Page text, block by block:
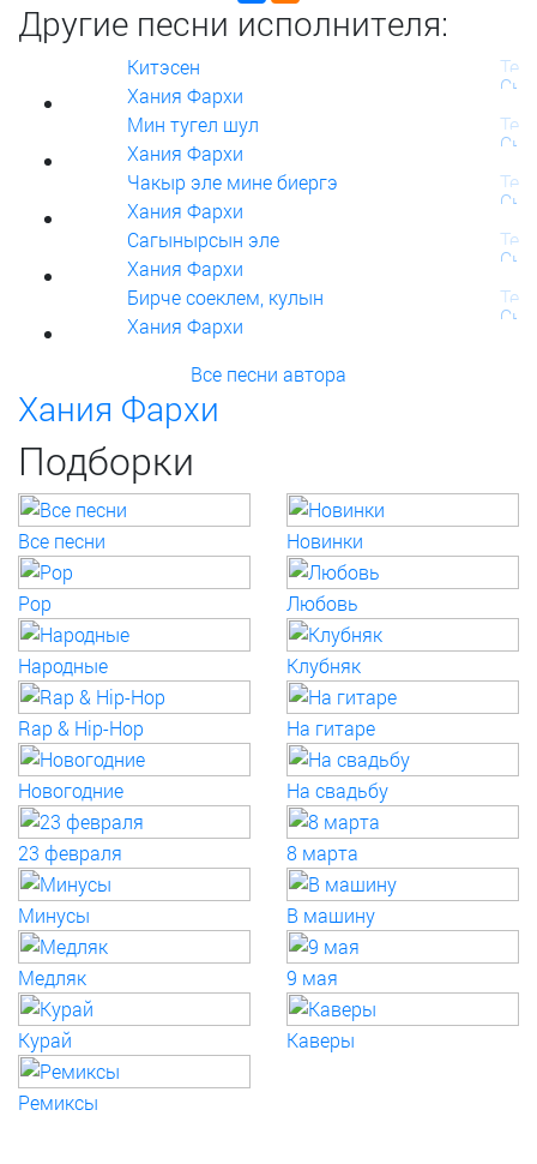
Другие песни исполнителя:
Китэсен
Хания Фархи
Мин тугел шул
Хания Фархи
Чакыр эле мине биергэ
Хания Фархи
Сагынырсын эле
Хания Фархи
Бирче соеклем, кулын
Хания Фархи
Все песни автора
Хания Фархи
Подборки
Все песни Новинки
Pop Любовь
Народные Клубняк
Rap & Hip-Hop На гитаре
Новогодние На свадьбу
23 февраля 8 марта
Минусы В машину
Медляк 9 мая
Курай Каверы
Ремиксы